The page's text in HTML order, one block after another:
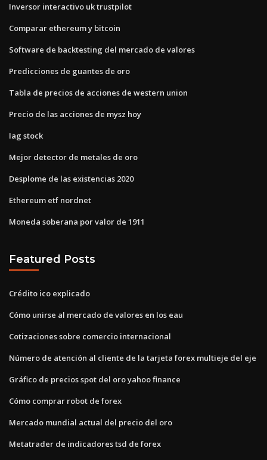
Inversor interactivo uk trustpilot
Comparar ethereum y bitcoin
Software de backtesting del mercado de valores
Predicciones de guantes de oro
Tabla de precios de acciones de western union
Precio de las acciones de mysz hoy
Iag stock
Mejor detector de metales de oro
Desplome de las existencias 2020
Ethereum etf nordnet
Moneda soberana por valor de 1911
Featured Posts
Crédito ico explicado
Cómo unirse al mercado de valores en los eau
Cotizaciones sobre comercio internacional
Número de atención al cliente de la tarjeta forex multieje del eje
Gráfico de precios spot del oro yahoo finance
Cómo comprar robot de forex
Mercado mundial actual del precio del oro
Metatrader de indicadores tsd de forex